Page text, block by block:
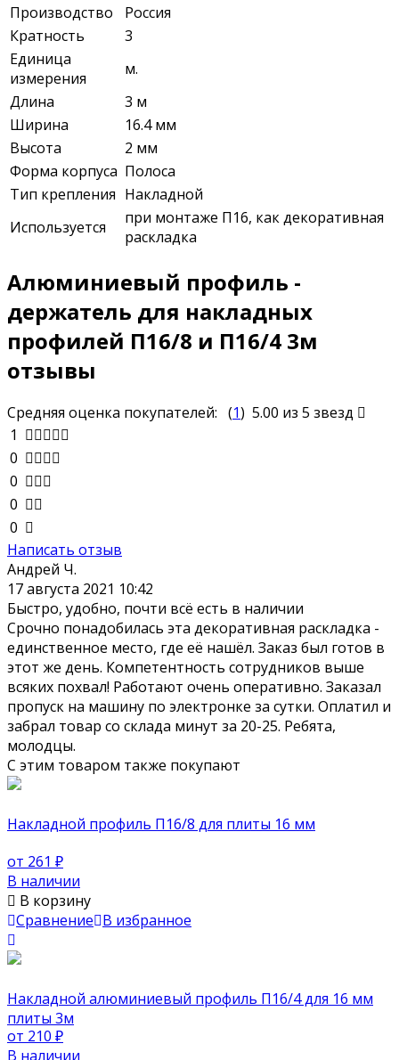
Производство
Россия
Кратность
3
Единица
измерения
м.
Длина
3 м
Ширина
16.4 мм
Высота
2 мм
Форма корпуса Полоса
Тип крепления Накладной
Используется
при монтаже П16, как декоративная
раскладка
Алюминиевый профиль -
держатель для накладных
профилей П16/8 и П16/4 3м
отзывы
Средняя оценка покупателей: (1) 5.00 из 5 звезд
1
0
0
0
0
Написать отзыв
Андрей Ч.
17 августа 2021 10:42
Быстро, удобно, почти всё есть в наличии
Срочно понадобилась эта декоративная раскладка -
единственное место, где её нашёл. Заказ был готов в
этот же день. Компетентность сотрудников выше
всяких похвал! Работают очень оперативно. Заказал
пропуск на машину по электронке за сутки. Оплатил и
забрал товар со склада минут за 20-25. Ребята,
молодцы.
С этим товаром также покупают
Накладной профиль П16/8 для плиты 16 мм
от 261 ₽
В наличии
В корзину
Сравнение В избранное
Накладной алюминиевый профиль П16/4 для 16 мм
плиты 3м
от 210 ₽
В наличии